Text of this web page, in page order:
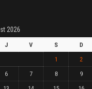
2026
J V S
D
1
2
6 7 8
9